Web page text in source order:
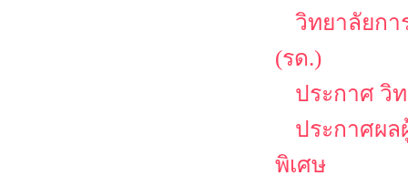
วิทยาลัยก
(รด.)
ประกาศ วิ
ประกาศผ
พิเศษ